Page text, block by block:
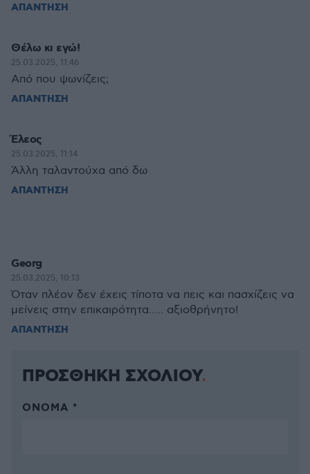
ΑΠΑΝΤΗΣΗ
Θέλω κι εγώ!
25.03.2025, 11:46
Από που ψωνίζεις;
ΑΠΑΝΤΗΣΗ
Έλεος
25.03.2025, 11:14
Άλλη ταλαντούχα από δω
ΑΠΑΝΤΗΣΗ
Georg
25.03.2025, 10:13
Όταν πλέον δεν έχεις τίποτα να πεις και πασχίζεις να
μείνεις στην επικαιρότητα….. αξιοθρήνητο!
ΑΠΑΝΤΗΣΗ
ΠΡΟΣΘΗΚΗ ΣΧΟΛΙΟΥ
ΌΝΟΜΑ *